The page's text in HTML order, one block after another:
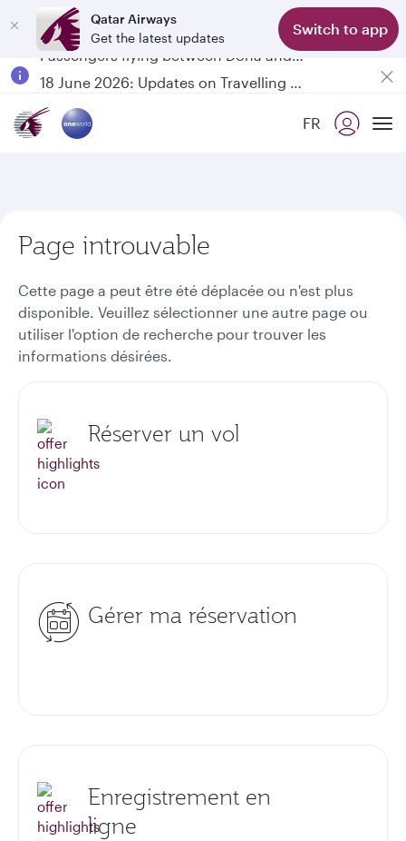
Qatar Airways
Get the latest updates
Switch to app
Passengers flying between Doha and Auckland on QR914 and QR915
FR
Page introuvable
Cette page a peut être été déplacée ou n'est plus
disponible. Veuillez sélectionner une autre page ou
utiliser l'option de recherche pour trouver les
informations désirées.
Réserver un vol
Gérer ma réservation
Enregistrement en
ligne